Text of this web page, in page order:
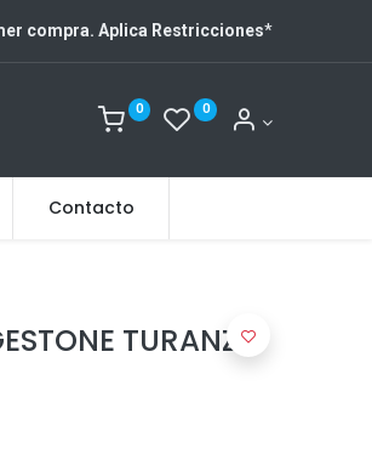
compra. Aplica Restricciones*
0 0
Contacto
TURANZA